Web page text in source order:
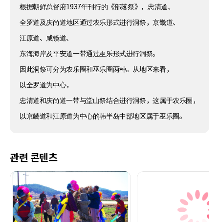
根据朝鲜总督府1937年刊行的《部落祭》，忠清道、
全罗道及庆尚道地区通过农乐形式进行洞祭，京畿道、
江原道、咸镜道、
东海海岸及平安道一带通过巫乐形式进行洞祭。
因此洞祭可分为农乐圈和巫乐圈两种。从地区来看，
以全罗道为中心，
忠清道和庆尚道一带与堂山祭结合进行洞祭，这属于农乐圈，
以京畿道和江原道为中心的韩半岛中部地区属于巫乐圈。
관련 콘텐츠